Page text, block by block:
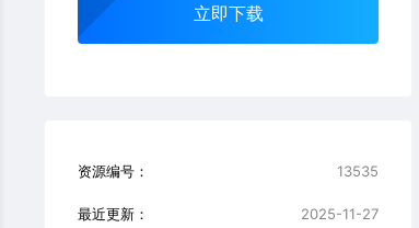
立即下载
资源编号： 13535
最近更新： 2025-11-27